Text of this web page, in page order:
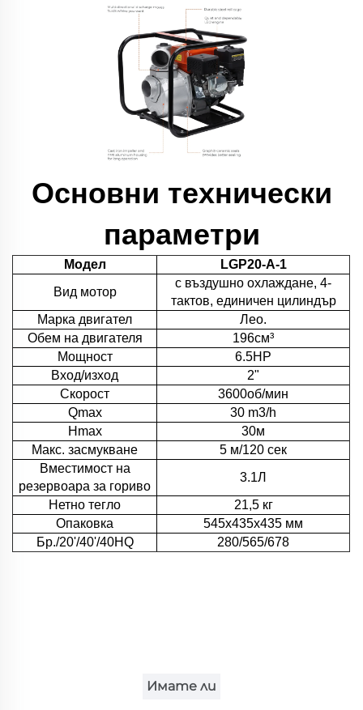
Основни технически
параметри
Модел
LGP20-A-1
Вид мотор
с въздушно охлаждане, 4-
тактов, единичен цилиндър
Марка двигател
Лео.
Обем на двигателя
196см³
Мощност
6.5HP
Вход/изход
2"
Скорост
3600об/мин
Qmax
30 m3/h
Hmax
30м
Макс. засмукване
5 м/120 сек
Вместимост на
резервоара за гориво
3.1Л
Нетно тегло
21,5 кг
Опаковка
545x435x435 мм
Бр./20'/40'/40HQ
280/565/678
Имате ли